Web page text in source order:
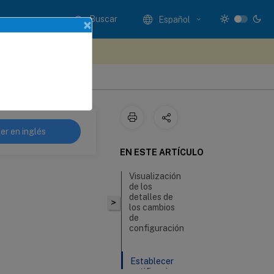
Buscar Español
en inglés
>
EN ESTE ARTÍCULO
Visualización
de los
detalles de
los cambios
de
configuración
Establecer
notificaciones
×